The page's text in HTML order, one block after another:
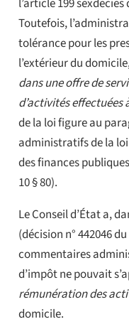
l’article 199
Toutefois,
tolérance pour les
l’extérieur du
dans une offre de
d’activités effectuées
de la loi figure au
administratifs de la
des finances
10 § 80).
Le Conseil d’État a,
(décision n° 442046
commentaires
d’impôt ne pouvait
rémunération des
domicile.